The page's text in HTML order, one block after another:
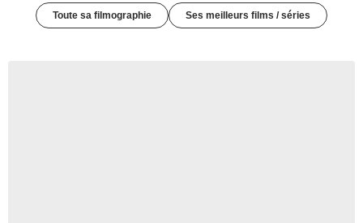
Toute sa filmographie Ses meilleurs films / séries